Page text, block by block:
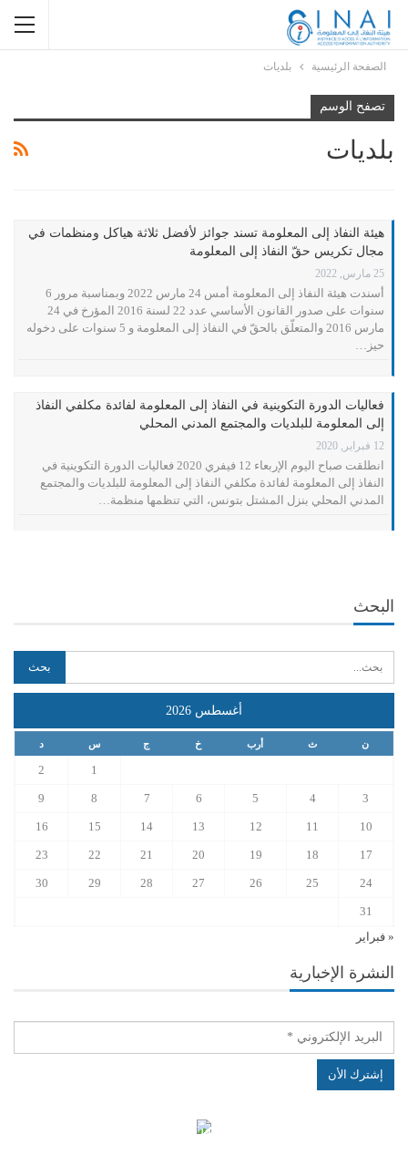
الصفحة الرئيسية بلديات
تصفح الوسم
بلديات
هيئة النفاذ إلى المعلومة تسند جوائز لأفضل ثلاثة هياكل ومنظمات في
مجال تكريس حقّ النفاذ إلى المعلومة
25 مارس, 2022
أسندت هيئة النفاذ إلى المعلومة أمس 24 مارس 2022 وبمناسبة مرور 6
سنوات على صدور القانون الأساسي عدد 22 لسنة 2016 المؤرخ في 24
مارس 2016 والمتعلّق بالحقّ في النفاذ إلى المعلومة و 5 سنوات على دخوله
حيز…
فعاليات الدورة التكوينية في النفاذ إلى المعلومة لفائدة مكلفي النفاذ
إلى المعلومة للبلديات والمجتمع المدني المحلي
12 فبراير, 2020
انطلقت صباح اليوم الإربعاء 12 فيفري 2020 فعاليات الدورة التكوينية في
النفاذ إلى المعلومة لفائدة مكلفي النفاذ إلى المعلومة للبلديات والمجتمع
المدني المحلي بنزل المشتل بتونس، التي تنظمها منظمة…
البحث
أغسطس 2026
ن ث أرب خ ج س د
1
2
3
4
5
6
7
8
9
10
11
12
13
14
15
16
17
18
19
20
21
22
23
24
25
26
27
28
29
30
31
« فبراير
النشرة الإخبارية
الهياكل الخاضعة لقانون النفاذ إلى المعلومة